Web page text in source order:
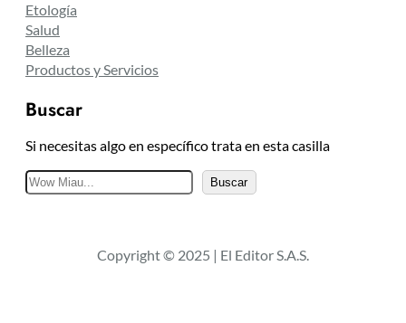
Etología
Salud
Belleza
Productos y Servicios
Buscar
Si necesitas algo en específico trata en esta casilla
u
a
Buscar
Copyright © 2025 | El Editor S.A.S.